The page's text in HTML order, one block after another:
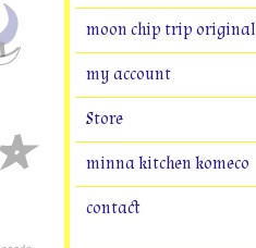
moon chip trip original
my account
Store
minna kitchen komeco
contact